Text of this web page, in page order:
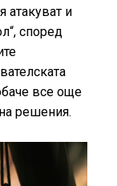
атакуват и
според
все още
решения.